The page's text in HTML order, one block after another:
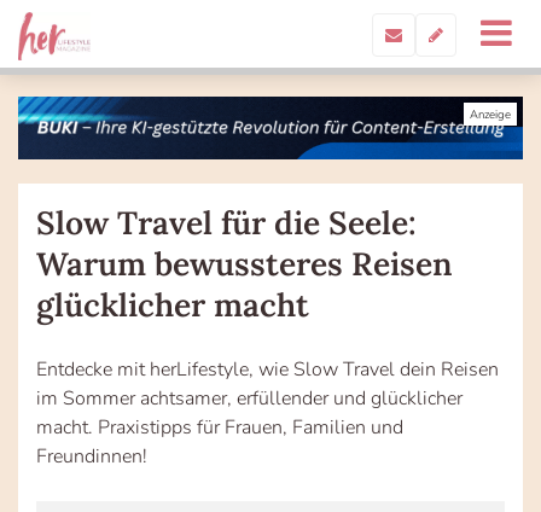
Slow Travel für die Seele:
Warum bewussteres Reisen
glücklicher macht
Entdecke mit herLifestyle, wie Slow Travel dein Reisen
im Sommer achtsamer, erfüllender und glücklicher
macht. Praxistipps für Frauen, Familien und
Freundinnen!